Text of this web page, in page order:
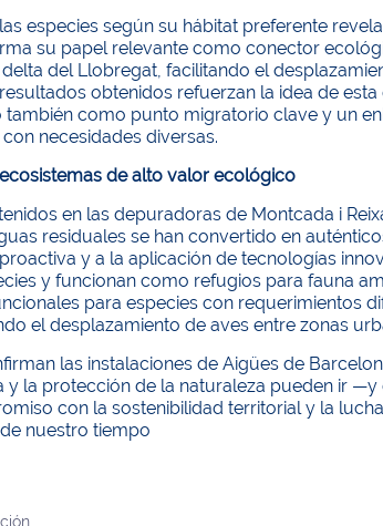
especies según su hábitat preferente
su papel relevante como conector
del Llobregat, facilitando el
obtenidos refuerzan la idea de
también como punto migratorio clave y un
necesidades diversas.
de alto valor ecológico
en las depuradoras de Montcada i
residuales se han convertido en
y a la aplicación de tecnologías
y funcionan como refugios para fauna
para especies con requerimientos
el desplazamiento de aves entre zonas
las instalaciones de Aigües de
y la protección de la naturaleza pueden ir
con la sostenibilidad territorial y la
nuestro tiempo